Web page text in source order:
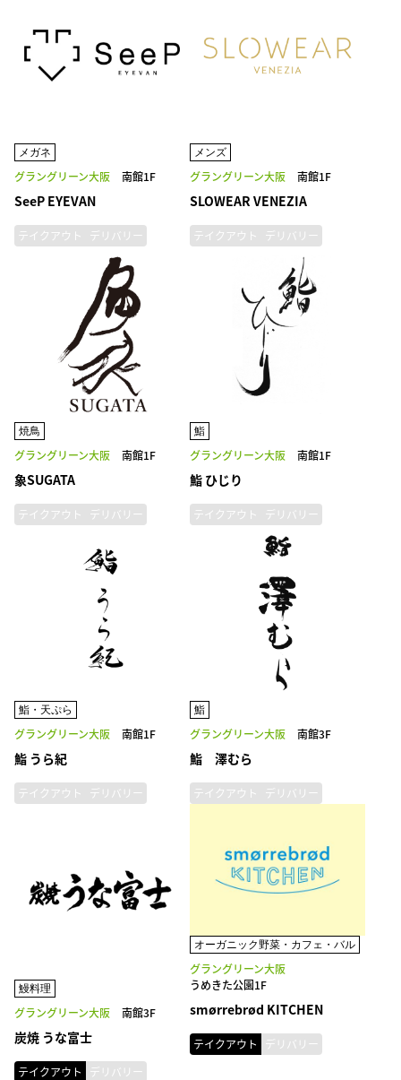
メガネ
グラングリーン大阪 南館1F
SeeP EYEVAN
テイクアウト デリバリー
メンズ
グラングリーン大阪 南館1F
SLOWEAR VENEZIA
テイクアウト デリバリー
焼鳥
グラングリーン大阪 南館1F
象SUGATA
テイクアウト デリバリー
鮨
グラングリーン大阪 南館1F
鮨 ひじり
テイクアウト デリバリー
鮨・天ぷら
グラングリーン大阪 南館1F
鮨 うら紀
テイクアウト デリバリー
鮨
グラングリーン大阪 南館3F
鮨 澤むら
テイクアウト デリバリー
鰻料理
グラングリーン大阪 南館3F
炭焼 うな富士
テイクアウト デリバリー
オーガニック野菜・カフェ・バル
グラングリーン大阪
うめきた公園1F
smørrebrød KITCHEN
テイクアウト デリバリー